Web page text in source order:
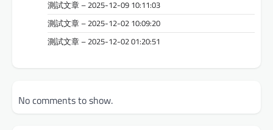
測試文章 – 2025-12-09 10:11:03
測試文章 – 2025-12-02 10:09:20
測試文章 – 2025-12-02 01:20:51
No comments to show.